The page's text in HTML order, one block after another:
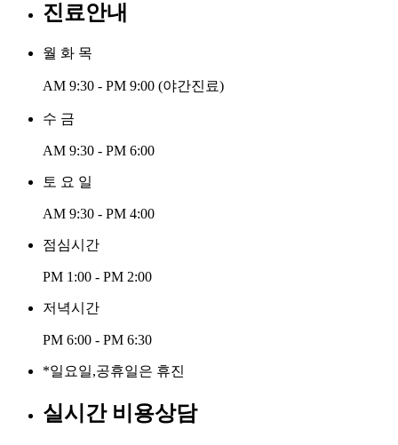
진료안내
월 화 목
AM 9:30 - PM 9:00 (야간진료)
수 금
AM 9:30 - PM 6:00
토 요 일
AM 9:30 - PM 4:00
점심시간
PM 1:00 - PM 2:00
저녁시간
PM 6:00 - PM 6:30
*일요일,공휴일은 휴진
실시간 비용상담